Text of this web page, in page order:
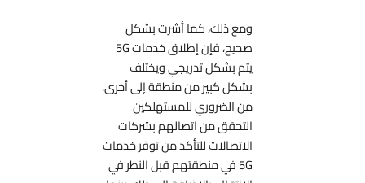
ومع ذلك، كما أشرت بشكل
صحيح، فإن إطلاق خدمات 5G
يتم بشكل تدريجي ويختلف
بشكل كبير من منطقة إلى أخرى.
من الضروري للمستهلكين
التحقق من اتصالهم بشركات
الاتصالات للتأكد من توفر خدمات
5G في منطقتهم قبل النظر في